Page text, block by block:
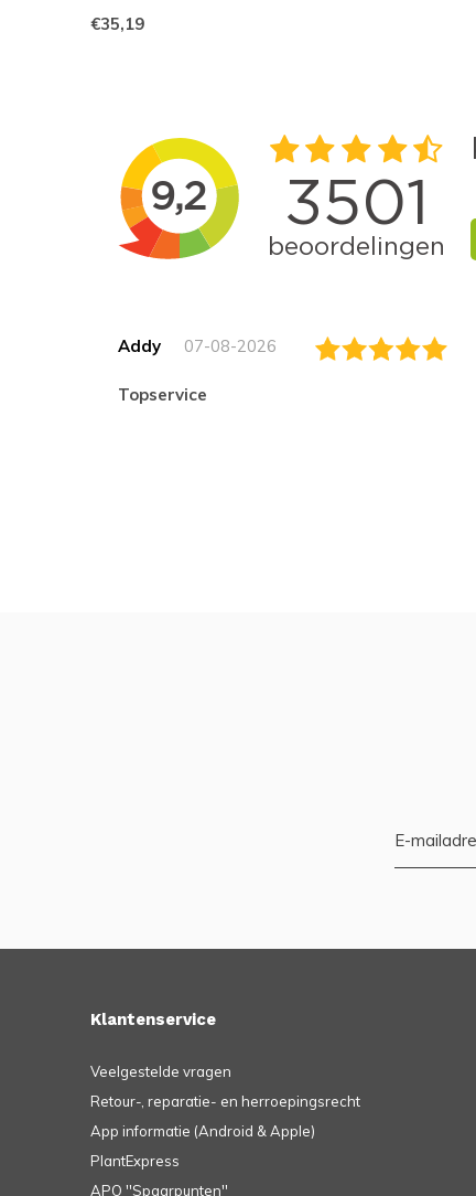
€35,19
Addy 07-08-2026
topservice
Klantenservice
Veelgestelde vragen
Retour-, reparatie- en herroepingsrecht
App informatie (Android & Apple)
PlantExpress
APO ''Spaarpunten''